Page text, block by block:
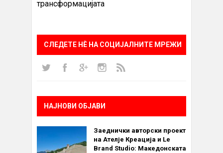
трансформацијата
СЛЕДЕТЕ НÈ НА СОЦИЈАЛНИТЕ МРЕЖИ
НАЈНОВИ ОБЈАВИ
Заеднички авторски проект
на Ателје Креација и Le
Brand Studio: Македонската